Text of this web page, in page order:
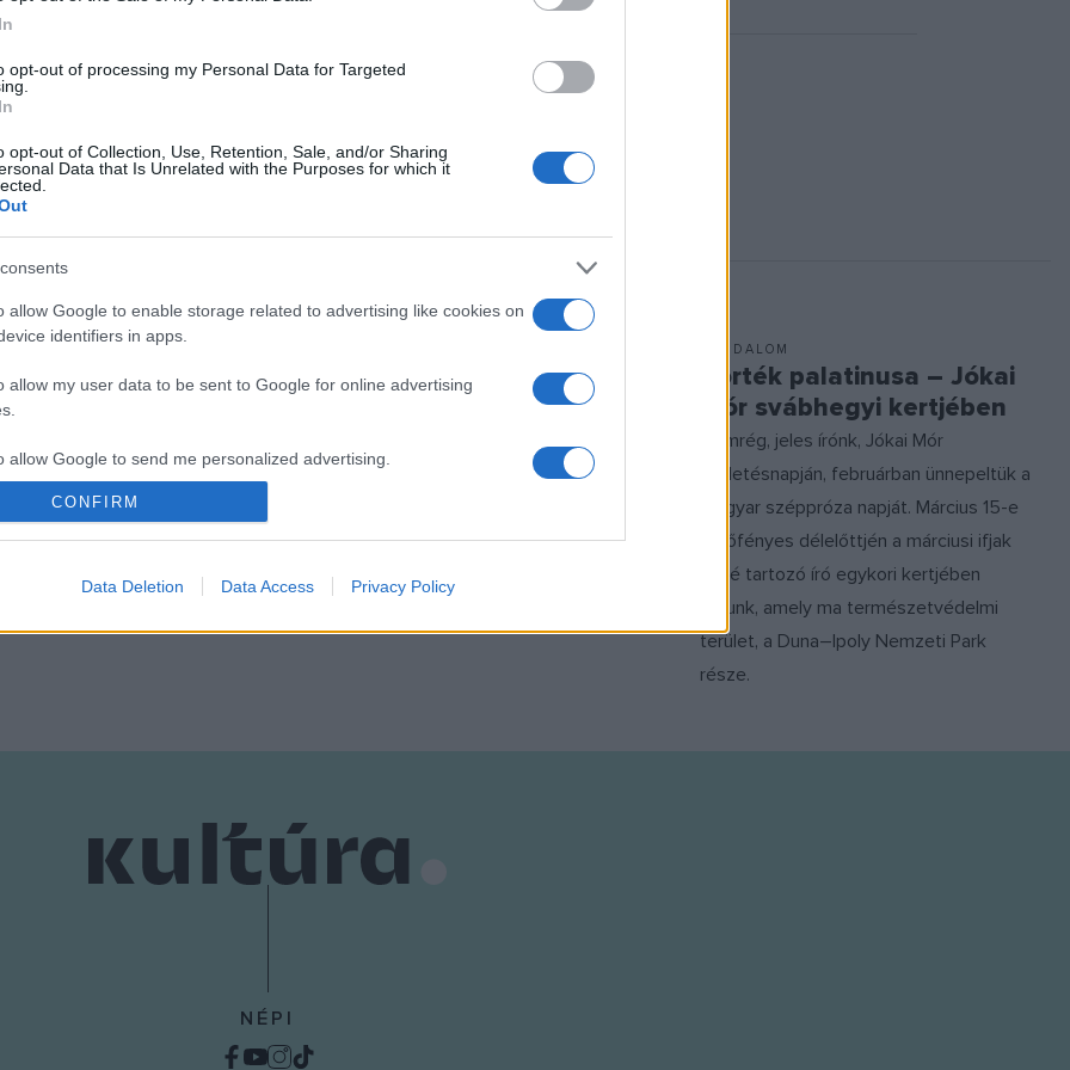
opt-out of processing my Personal Data for Targeted
opt-out of Collection, Use, Retention, Sale, and/or Sharing
Data that Is Unrelated with the Purposes for which it
allow Google to enable storage related to advertising like cookies on
identifiers in apps.
allow my user data to be sent to Google for online advertising
allow Google to send me personalized advertising.
allow Google to enable storage related to analytics like cookies on
identifiers in apps.
allow Google to enable storage related to functionality of the website
CONFIRM
Data Deletion Data Access Privacy Policy
Mór- és
Kunó-emlékév
Innovációs Minisztérium
a Magyar
a 2025-ös évet Jókai Mór-
Jókai: a magyar nyelv
Zola rajongott érte, Csehov utánozta.
Regényes életút, mintegy 100 megírt
Petőfivel. A Talpig magyar e heti
adásának főszereplője a fegyelmezett
IRODALOM
Körték palatinusa – Jókai
Mór svábhegyi kertjében
Nemrég, jeles írónk, Jókai Mór
születésnapján, februárban ünnepeltük a
magyar széppróza napját. Március 15-e
verőfényes délelőttjén a márciusi ifjak
közé tartozó író egykori kertjében
jártunk, amely ma természetvédelmi
terület, a Duna–Ipoly Nemzeti Park
része.
NÉPI